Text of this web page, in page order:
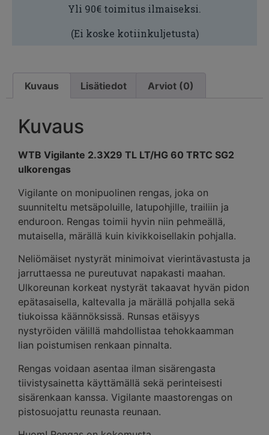
Yli 90€ toimitus ilmaiseksi.
(Ei koske kotiinkuljetusta)
Kuvaus Lisätiedot Arviot (0)
Kuvaus
WTB Vigilante 2.3X29 TL LT/HG 60 TRTC SG2
ulkorengas
Vigilante on monipuolinen rengas, joka on
suunniteltu metsäpoluille, latupohjille, trailiin ja
enduroon. Rengas toimii hyvin niin pehmeällä,
mutaisella, märällä kuin kivikkoisellakin pohjalla.
Neliömäiset nystyrät minimoivat vierintävastusta ja
jarruttaessa ne pureutuvat napakasti maahan.
Ulkoreunan korkeat nystyrät takaavat hyvän pidon
epätasaisella, kaltevalla ja märällä pohjalla sekä
tiukoissa käännöksissä. Runsas etäisyys
nystyröiden välillä mahdollistaa tehokkaamman
lian poistumisen renkaan pinnalta.
Rengas voidaan asentaa ilman sisärengasta
tiivistysainetta käyttämällä sekä perinteisesti
sisärenkaan kanssa. Vigilante maastorengas on
pistosuojattu reunasta reunaan.